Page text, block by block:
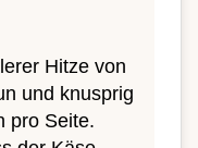
Hitze von
und knusprig
pro Seite.